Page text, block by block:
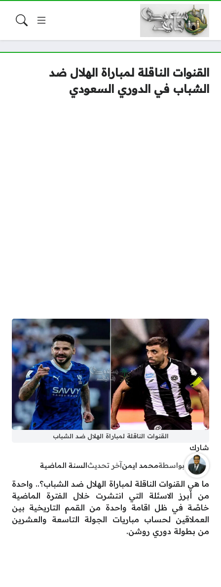
القنوات الناقلة لمباراة الهلال ضد
الشباب في الدوري السعودي
القنوات الناقلة لمباراة الهلال ضد الشباب
شارك
بواسطةمحمد ايمنآخر تحديثالسنة الماضية
ما هي القنوات الناقلة لمباراة الهلال ضد الشباب؟.. واحدة
من أبرز الاسئلة التي انتشرت خلال الفترة الماضية
خاصًة في ظل اقامة واحدة من القمم التاريخية بين
العملاقين لحساب مباريات الجولة التاسعة والعشرين
من بطولة دوري روشن.